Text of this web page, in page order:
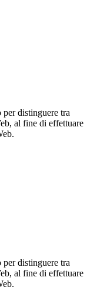
distinguere tra
al fine di effettuare
distinguere tra
al fine di effettuare